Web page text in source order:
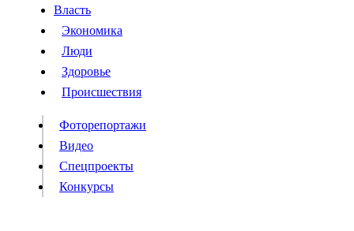
Власть
Происшествия
Видео
Конкурсы
Власть
Экономика
Люди
Здоровье
Происшествия
Фоторепортажи
Видео
Спецпроекты
Конкурсы